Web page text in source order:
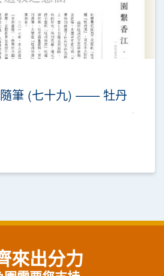
筆 (七十九) —— 牡丹
來出分力